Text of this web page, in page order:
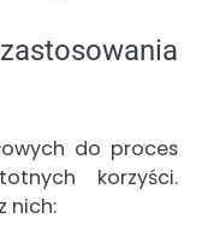
do proces
korzyści.
nich: